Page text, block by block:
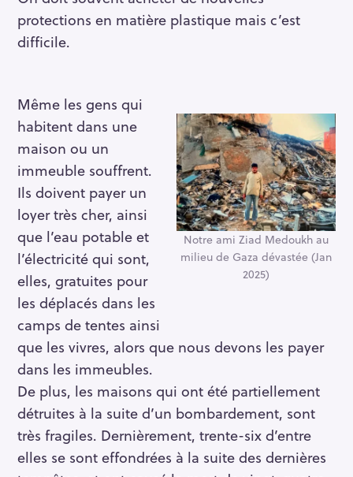
protections en matière plastique mais c’est
difficile.
Notre ami Ziad Medoukh au
milieu de Gaza dévastée (Jan
2025)
Même les gens qui
habitent dans une
maison ou un
immeuble souffrent.
Ils doivent payer un
loyer très cher, ainsi
que l’eau potable et
l’électricité qui sont,
elles, gratuites pour
les déplacés dans les
camps de tentes ainsi
que les vivres, alors que nous devons les payer
dans les immeubles.
De plus, les maisons qui ont été partiellement
détruites à la suite d’un bombardement, sont
très fragiles. Dernièrement, trente-six d’entre
elles se sont effondrées à la suite des dernières